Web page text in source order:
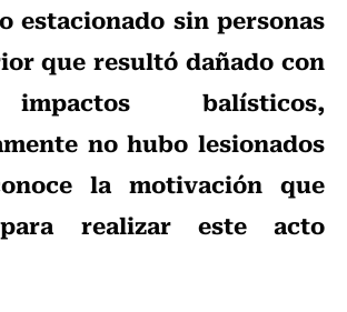
estacionado sin personas
que resultó dañado con
balísticos,
no hubo lesionados
la motivación que
realizar este acto